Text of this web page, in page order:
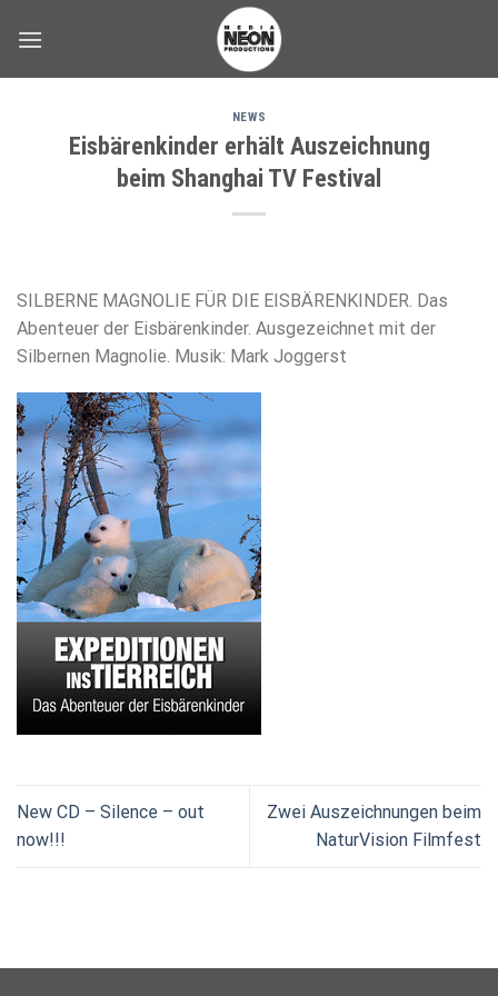
NEWS
Eisbärenkinder erhält Auszeichnung
beim Shanghai TV Festival
SILBERNE MAGNOLIE FÜR DIE EISBÄRENKINDER. Das
Abenteuer der Eisbärenkinder. Ausgezeichnet mit der
Silbernen Magnolie. Musik: Mark Joggerst
New CD – Silence – out
now!!!
Zwei Auszeichnungen beim
NaturVision Filmfest